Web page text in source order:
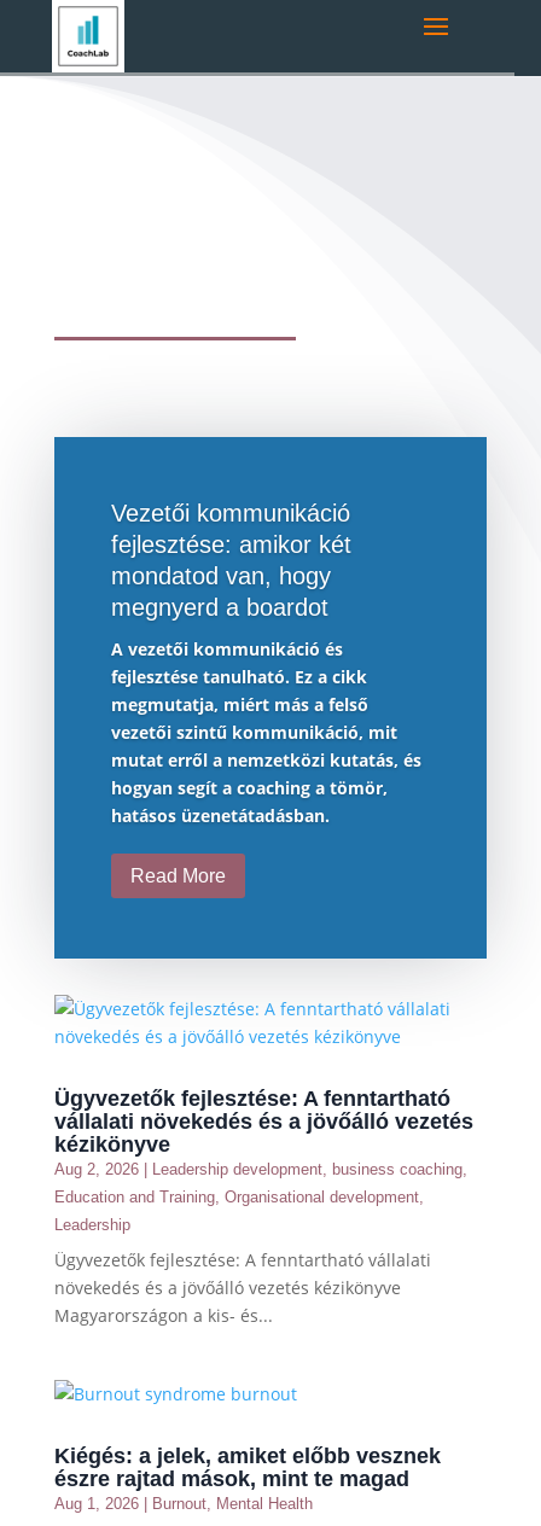
Vezetői kommunikáció
fejlesztése: amikor két
mondatod van, hogy
megnyerd a boardot
A vezetői kommunikáció és
fejlesztése tanulható. Ez a cikk
megmutatja, miért más a felső
vezetői szintű kommunikáció, mit
mutat erről a nemzetközi kutatás, és
hogyan segít a coaching a tömör,
hatásos üzenetátadásban.
Read More
Ügyvezetők fejlesztése: A fenntartható
vállalati növekedés és a jövőálló vezetés
kézikönyve
Aug 2, 2026| Leadership development, business coaching,
Education and Training, Organisational development,
Leadership
Ügyvezetők fejlesztése: A fenntartható vállalati
növekedés és a jövőálló vezetés kézikönyve
Magyarországon a kis- és...
Kiégés: a jelek, amiket előbb vesznek
észre rajtad mások, mint te magad
Aug 1, 2026| Burnout, Mental Health